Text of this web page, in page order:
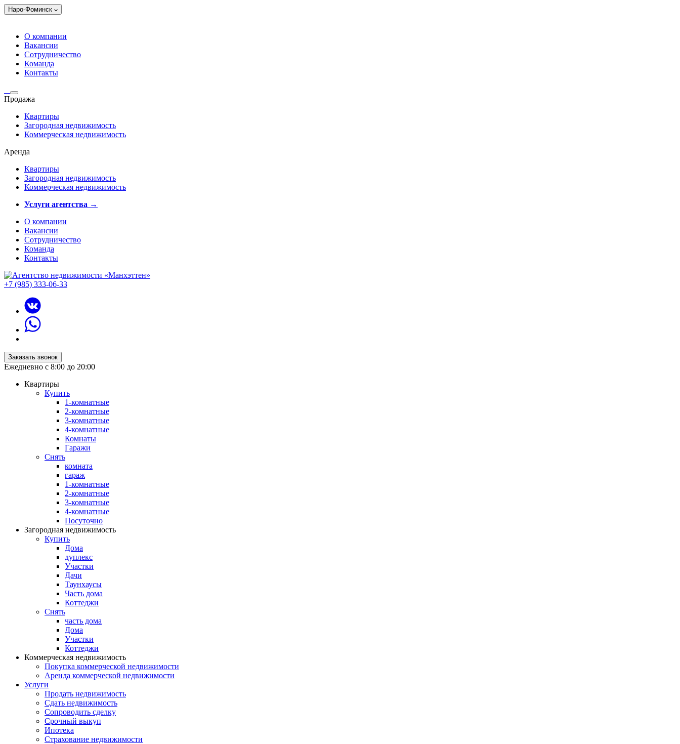
Наро-Фоминск
О компании
Вакансии
Сотрудничество
Команда
Контакты
Продажа
Квартиры
Загородная недвижимость
Коммерческая недвижимость
Аренда
Квартиры
Загородная недвижимость
Коммерческая недвижимость
Услуги агентства →
О компании
Вакансии
Сотрудничество
Команда
Контакты
+7 (985) 333-06-33
Заказать звонок
Ежедневно с 8:00 до 20:00
Квартиры
Купить
1-комнатные
2-комнатные
3-комнатные
4-комнатные
Комнаты
Гаражи
Снять
комната
гараж
1-комнатные
2-комнатные
3-комнатные
4-комнатные
Посуточно
Загородная недвижимость
Купить
Дома
дуплекс
Участки
Дачи
Таунхаусы
Часть дома
Коттеджи
Снять
часть дома
Дома
Участки
Коттеджи
Коммерческая недвижимость
Покупка коммерческой недвижимости
Аренда коммерческой недвижимости
Услуги
Продать недвижимость
Сдать недвижимость
Сопроводить сделку
Срочный выкуп
Ипотека
Страхование недвижимости